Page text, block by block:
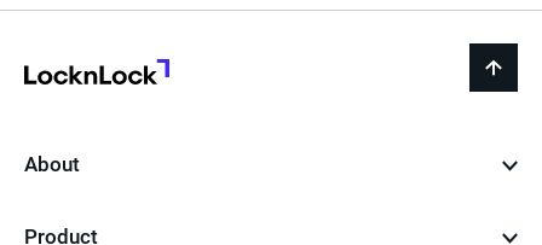
back
About
Product